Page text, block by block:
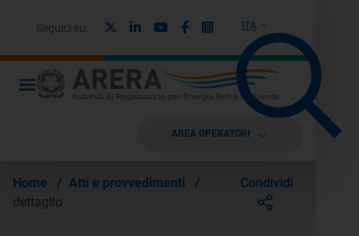
ITA
Seguici su: LinkedinYoutubeFacebook
Instagram
AREA OPERATORI
Home / Atti e provvedimenti
/
dettaglio
Condividi